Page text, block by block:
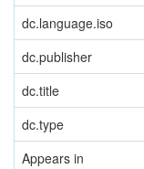
dc.language.iso
dc.publisher
dc.title
dc.type
Appears in